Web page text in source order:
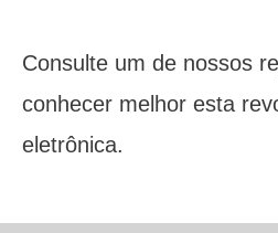
Consulte um de nossos
conhecer melhor esta
eletrônica.